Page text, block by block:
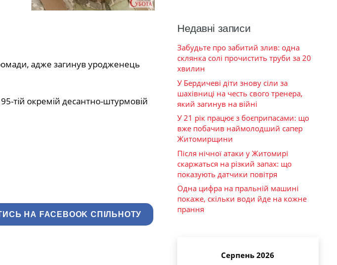
адже загинув уродженець
тій окремій десантно-штурмовій
НА FACEBOOK СПІЛЬНОТУ
Недавні записи
Забудьте про забитий злив: одна
склянка солі прочистить труби за 20
хвилин
У Бердичеві діти знову сіли за
шахівниці на честь свого тренера,
який загинув на війні
У 21 рік працює з боєприпасами: що
вже побачив наймолодший сапер
Житомирщини
Після нічної атаки у Житомирі
скаржаться на різкий запах: що
показують датчики повітря
Одна цифра на пральній машині
покаже, скільки води йде на кожне
прання
Серпень 2026